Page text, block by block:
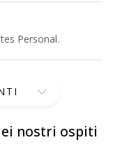
nostri ospiti
Personal.